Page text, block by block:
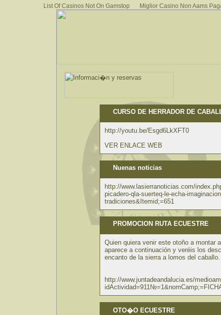
List Of Casinos Not On Gamstop Miglior Casino Non Aams
CURSO DE HERRADOR DE
http://youtu.be/Esgd6LkXFT0
VER ENLACE WEB
Nuenas noticias
http://www.lasierranoticias.com/
picadero-qla-suerteq-le-echa-
tradiciones&Itemid;=651
PROMOCION RUTA ECUESTRE
Quien quiera venir este otoño a montar
aparece a continuación y veréis los
encanto de la sierra a lomos del caballo.
http://www.juntadeandalucia.es/
OTO�O ECUESTRE